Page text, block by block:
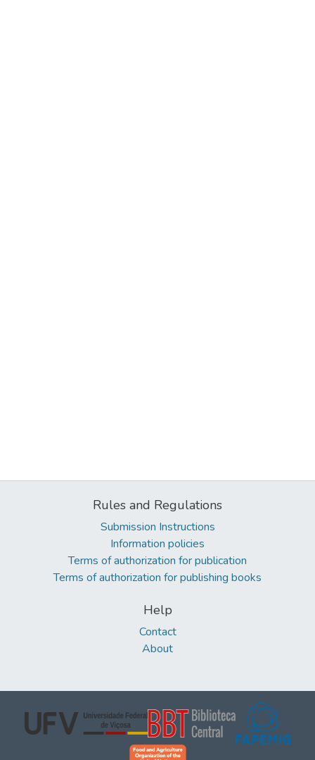
Rules and Regulations
Submission Instructions
Information policies
Terms of authorization for publication
Terms of authorization for publishing books
Help
Contact
About